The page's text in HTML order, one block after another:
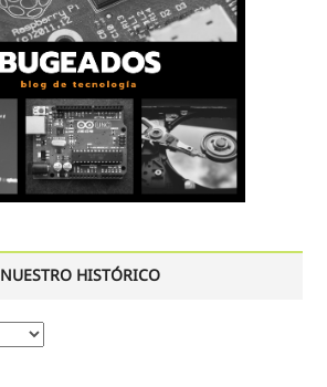
NUESTRO HISTÓRICO